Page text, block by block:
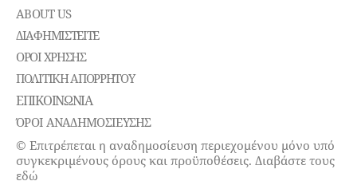
ABOUT US
ΔΙΑΦΗΜΙΣΤΕΊΤΕ
ΌΡΟΙ ΧΡΉΣΗΣ
ΠΟΛΙΤΙΚΉ ΑΠΟΡΡΉΤΟΥ
ΕΠΙΚΟΙΝΩΝΊΑ
ΌΡΟΙ ΑΝΑΔΗΜΟΣΙΕΥΣΗΣ
© Επιτρέπεται η αναδημοσίευση περιεχομένου μόνο υπό
συγκεκριμένους όρους και προϋποθέσεις. Διαβάστε τους
εδώ